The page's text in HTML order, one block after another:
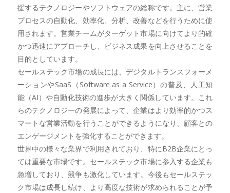
援するテクノロジーやソフトウェアの総称です。主に、営業
プロセスの自動化、効率化、分析、改善などを行うために使
用されます。営業チームがターゲット市場に向けてより的確
かつ迅速にアプローチし、ビジネス成果を向上させることを
目的としています。
セールステック市場の成長には、デジタルトランスフォーメ
ーションやSaaS（Software as a Service）の普及、人工知
能（AI）や自動化技術の進歩が大きく関係しています。これ
らのテクノロジーの発展によって、企業はより効率的かつス
マートな営業活動を行うことができるようになり、顧客との
エンゲージメントを強化することができます。
世界中の様々な業界で利用されており、特にB2B企業にとっ
ては重要な市場です。セールステック市場に参入する企業も
急増しており、競争も激化しています。今後もセールステッ
ク市場は成長し続け、より高度な技術が求められることが予